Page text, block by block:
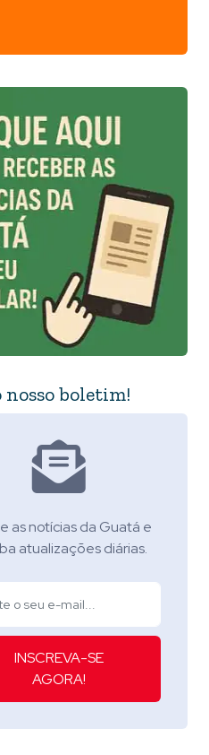
nosso boletim!
as notícias da Guatá e
atualizações diárias.
INSCREVA-SE
AGORA!